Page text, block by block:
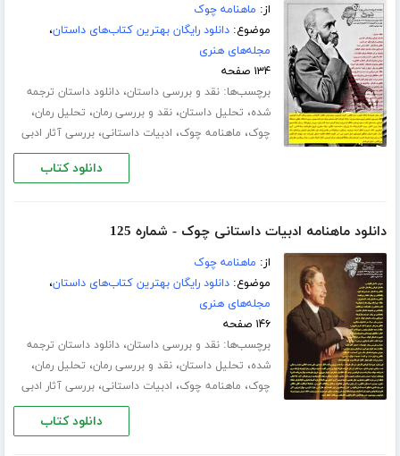
از: ماهنامه چوک
موضوع:دانلود رایگان بهترین کتاب‌های داستان،
مجله‌های هنری
۱۳۴ صفحه
برچسب‌ها:نقد و بررسی داستان،دانلود داستان ترجمه
شده، تحلیل داستان،نقد و بررسی رمان، تحلیل رمان،
چوک، ماهنامه چوک، ادبیات داستانی،بررسی آثار ادبی
دانلود کتاب
دانلود ماهنامه ادبیات داستانی چوک - شماره 125
از: ماهنامه چوک
موضوع:دانلود رایگان بهترین کتاب‌های داستان،
مجله‌های هنری
۱۴۶ صفحه
برچسب‌ها:نقد و بررسی داستان،دانلود داستان ترجمه
شده، تحلیل داستان،نقد و بررسی رمان، تحلیل رمان،
چوک، ماهنامه چوک، ادبیات داستانی،بررسی آثار ادبی
دانلود کتاب